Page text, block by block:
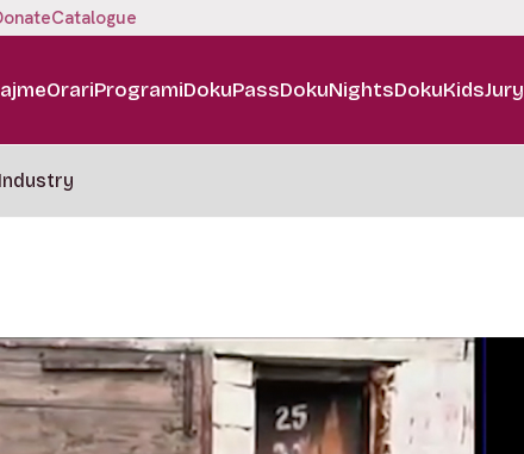
Catalogue
OrariProgramiDokuPassDokuNightsDokuKidsJury
Industry